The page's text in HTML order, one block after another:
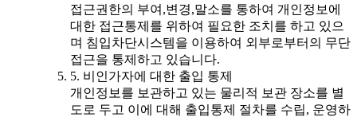
접근권한의 부여,변경,말소를 통하여 개인정보에
대한 접근통제를 위하여 필요한 조치를 하고 있으
며 침입차단시스템을 이용하여 외부로부터의 무단
접근을 통제하고 있습니다.
5. 비인가자에 대한 출입 통제
개인정보를 보관하고 있는 물리적 보관 장소를 별
도로 두고 이에 대해 출입통제 절차를 수립, 운영하